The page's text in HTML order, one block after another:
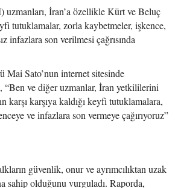
İran’a özellikle Kürt ve Beluç
tutuklamalar, zorla kaybetmeler, işkence,
infazlara son verilmesi çağrısında
Sato’nun internet sitesinde
“Ben ve diğer uzmanlar, İran yetkililerini
karşı karşıya kaldığı keyfi tutuklamalara,
ve infazlara son vermeye çağırıyoruz”
güvenlik, onur ve ayrımcılıktan uzak
sahip olduğunu vurguladı. Raporda,